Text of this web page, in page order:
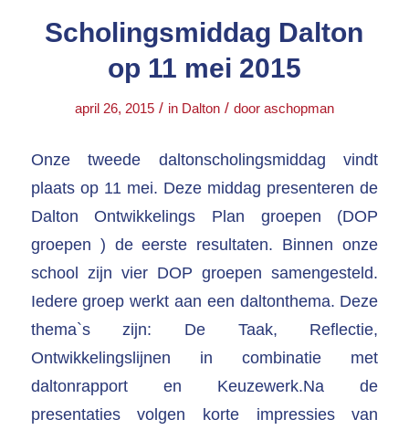
Scholingsmiddag Dalton
op 11 mei 2015
april 26, 2015 / in Dalton / door aschopman
Onze tweede daltonscholingsmiddag vindt
plaats op 11 mei. Deze middag presenteren de
Dalton Ontwikkelings Plan groepen (DOP
groepen ) de eerste resultaten. Binnen onze
school zijn vier DOP groepen samengesteld.
Iedere groep werkt aan een daltonthema. Deze
thema`s zijn: De Taak, Reflectie,
Ontwikkelingslijnen in combinatie met
daltonrapport en Keuzewerk.Na de
presentaties volgen korte impressies van